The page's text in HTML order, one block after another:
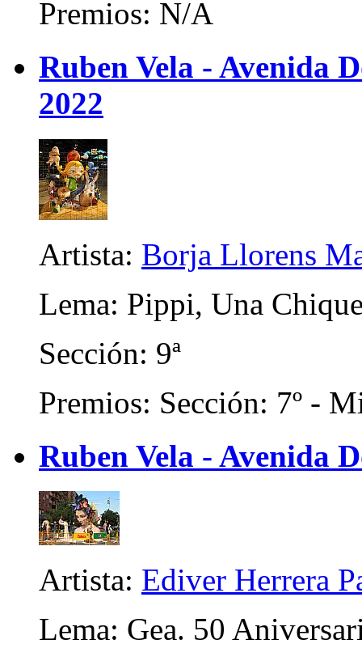
Premios: N/A
Ruben Vela - Avenida
2022
Artista: Borja Llorens
Lema: Pippi, Una
Sección: 9ª
Premios: Sección: 7º -
Ruben Vela - Avenida
Artista: Ediver Herrera
Lema: Gea. 50